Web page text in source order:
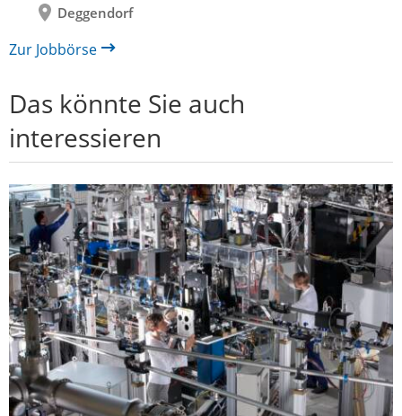
Deggendorf
Zur Jobbörse
Das könnte Sie auch
interessieren